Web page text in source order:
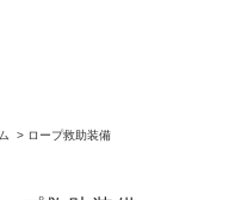
> ロープ救助装備